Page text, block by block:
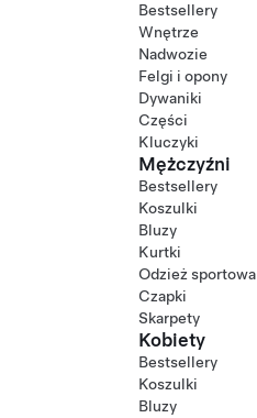
Bestsellery
Wnętrze
Nadwozie
Felgi i opony
Dywaniki
Części
Kluczyki
Mężczyźni
Bestsellery
Koszulki
Bluzy
Kurtki
Odzież sportowa
Czapki
Skarpety
Kobiety
Bestsellery
Koszulki
Bluzy